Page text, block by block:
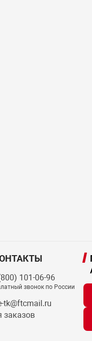
101-06-96
звонок по России
tk@ftcmail.ru
заказов